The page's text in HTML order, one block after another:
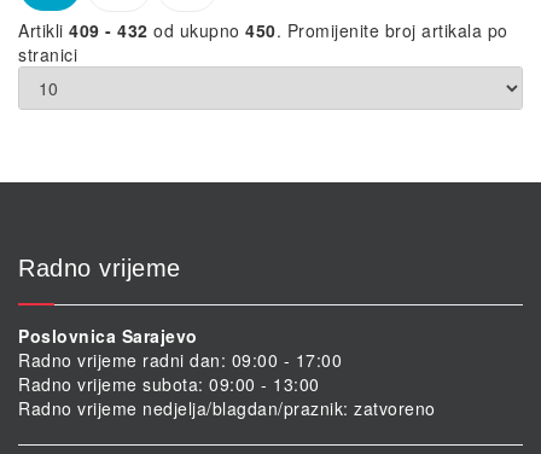
Artikli 409 - 432 od ukupno 450. Promijenite broj artikala po
stranici
Radno vrijeme
Poslovnica Sarajevo
Radno vrijeme radni dan: 09:00 - 17:00
Radno vrijeme subota: 09:00 - 13:00
Radno vrijeme nedjelja/blagdan/praznik: zatvoreno